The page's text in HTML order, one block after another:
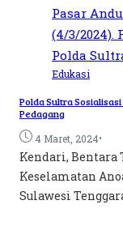
Edukasi
Polda Sultra
Pedagang
4 Maret, 2024•
Kendari, Bentara
Keselamatan
Sulawesi